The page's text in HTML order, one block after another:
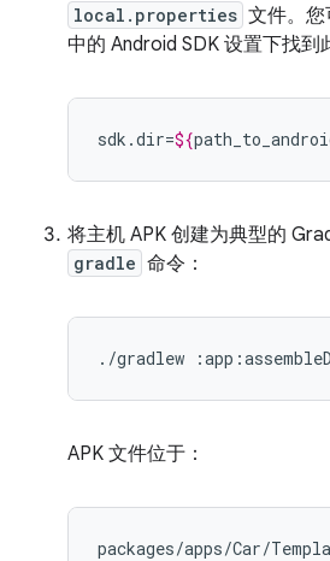
local.properties 文件。
中的 Android SDK 设置下找到
sdk.dir=${
将主机 APK 创建为典型的
gradle 命令：
./gradlew
APK 文件位于：
packages/apps/Car/